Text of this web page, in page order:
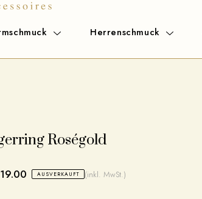
Herrenschmuck
Roségold
AUSVERKAUFT (inkl. MwSt.)